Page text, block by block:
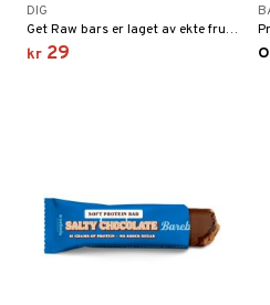
DIG
Get Raw bars er laget av ekte frukt og nøtter.
kr 29